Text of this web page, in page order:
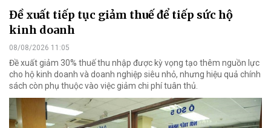
Đề xuất tiếp tục giảm thuế để tiếp sức hộ
kinh doanh
08/08/2026 11:05
Đề xuất giảm 30% thuế thu nhập được kỳ vọng tạo thêm nguồn lực
cho hộ kinh doanh và doanh nghiệp siêu nhỏ, nhưng hiệu quả chính
sách còn phụ thuộc vào việc giảm chi phí tuân thủ.